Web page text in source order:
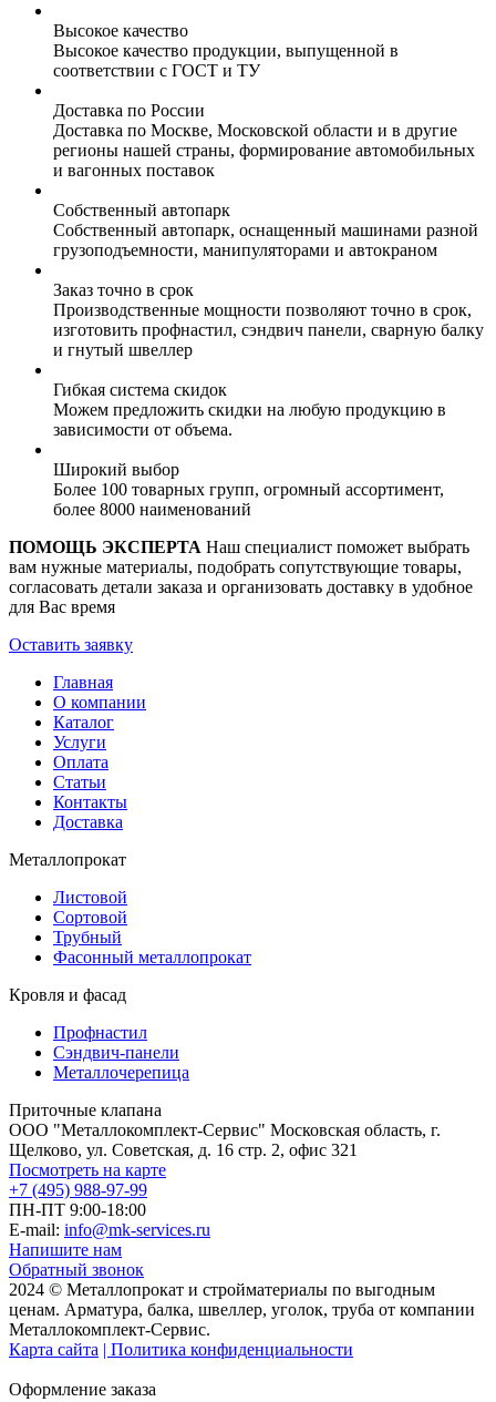
Высокое качество
Высокое качество продукции, выпущенной в
соответствии с ГОСТ и ТУ
Доставка по России
Доставка по Москве, Московской области и в другие
регионы нашей страны, формирование автомобильных
и вагонных поставок
Собственный автопарк
Собственный автопарк, оснащенный машинами разной
грузоподъемности, манипуляторами и автокраном
Заказ точно в срок
Производственные мощности позволяют точно в срок,
изготовить профнастил, сэндвич панели, сварную балку
и гнутый швеллер
Гибкая система скидок
Можем предложить скидки на любую продукцию в
зависимости от объема.
Широкий выбор
Более 100 товарных групп, огромный ассортимент,
более 8000 наименований
ПОМОЩЬ ЭКСПЕРТА Наш специалист поможет выбрать
вам нужные материалы, подобрать сопутствующие товары,
согласовать детали заказа и организовать доставку в удобное
для Вас время
Оставить заявку
Главная
О компании
Каталог
Услуги
Оплата
Статьи
Контакты
Доставка
Металлопрокат
Листовой
Сортовой
Трубный
Фасонный металлопрокат
Кровля и фасад
Профнастил
Сэндвич-панели
Металлочерепица
Приточные клапана
ООО "Металлокомплект-Сервис" Московская область, г.
Щелково, ул. Советская, д. 16 стр. 2, офис 321
Посмотреть на карте
+7 (495) 988-97-99
ПН-ПТ 9:00-18:00
E-mail: info@mk-services.ru
Напишите нам
Обратный звонок
2024 © Металлопрокат и стройматериалы по выгодным
ценам. Арматура, балка, швеллер, уголок, труба от компании
Металлокомплект-Сервис.
Карта сайта | Политика конфиденциальности
Оформление заказа